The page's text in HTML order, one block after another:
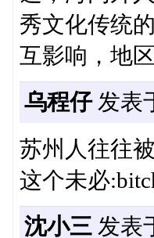
秀文化传统
互影响，地
乌程仔发表
苏州人往往
这个未必
沈小三发表